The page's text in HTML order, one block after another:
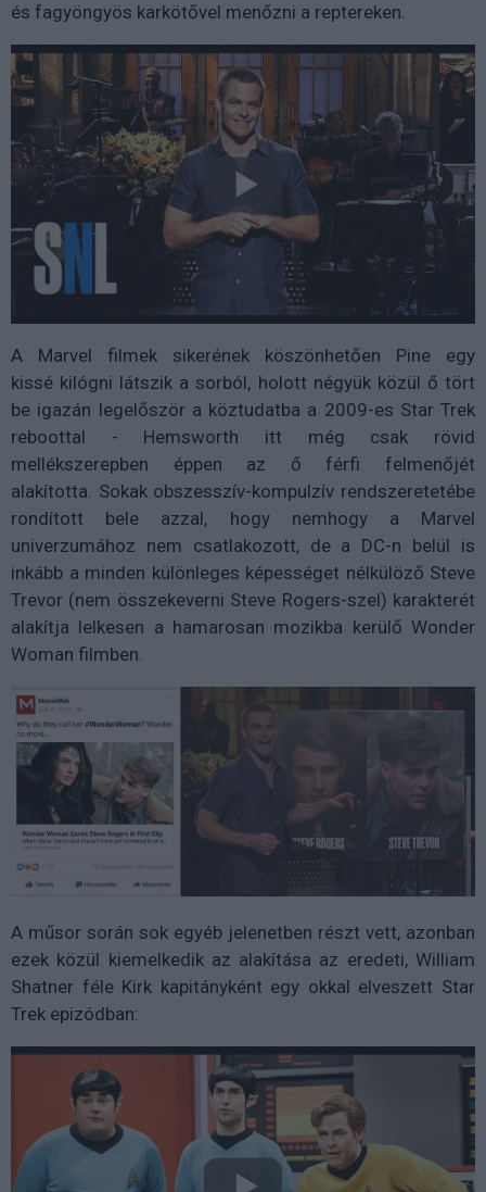
és fagyöngyös karkötővel menőzni a reptereken.
A Marvel filmek sikerének köszönhetően Pine egy
kissé kilógni látszik a sorból, holott négyük közül ő tört
be igazán legelőször a köztudatba a 2009-es Star Trek
reboottal - Hemsworth itt még csak rövid
mellékszerepben éppen az ő férfi felmenőjét
alakította. Sokak obszesszív-kompulzív rendszeretetébe
rondított bele azzal, hogy nemhogy a Marvel
univerzumához nem csatlakozott, de a DC-n belül is
inkább a minden különleges képességet nélkülöző Steve
Trevor (nem összekeverni Steve Rogers-szel) karakterét
alakítja lelkesen a hamarosan mozikba kerülő Wonder
Woman filmben.
A műsor során sok egyéb jelenetben részt vett, azonban
ezek közül kiemelkedik az alakítása az eredeti, William
Shatner féle Kirk kapitányként egy okkal elveszett Star
Trek epizódban: